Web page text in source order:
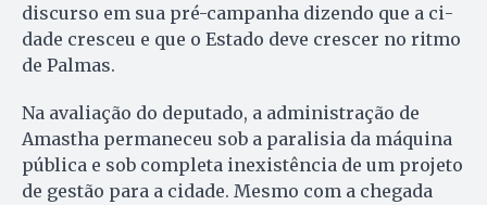
discurso em sua pré-­campanha dizendo que a ci­
dade cresceu e que o Estado de­ve crescer no ritmo
de Pal­mas.
Na avaliação do deputado, a administração de
Amastha per­maneceu sob a paralisia da má­quina
pública e sob completa inexistência de um projeto
de gestão para a cidade. Mes­mo com a chegada